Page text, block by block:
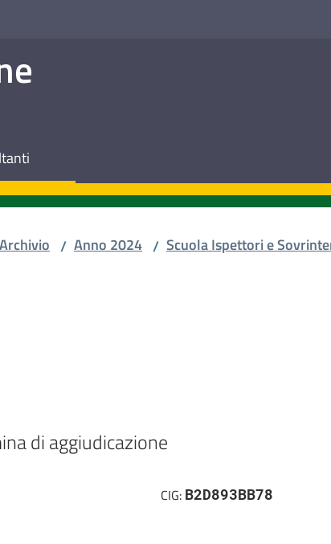
Archivio / Anno 2024 / Scuola Ispettori e
di aggiudicazione
CIG: B2D893BB78